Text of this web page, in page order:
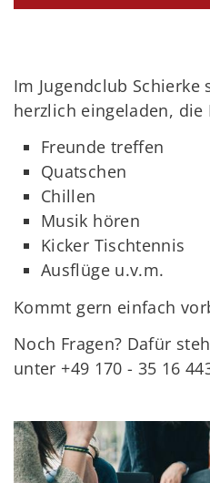
Im Jugendclub Schierke
herzlich eingeladen, die
Freunde treffen
Quatschen
Chillen
Musik hören
Kicker Tischtennis
Ausflüge u.v.m.
Kommt gern einfach
Noch Fragen? Dafür
unter +49 170 - 35 16